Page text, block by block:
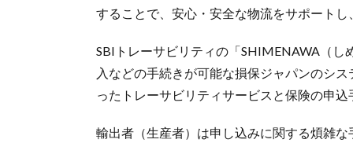
することで、安心・安全な物流をサポート
SBIトレーサビリティの「SHIMENAWA（
入などの手続きが可能な損保ジャパンのシ
ったトレーサビリティサービスと保険の申
輸出者（生産者）は申し込みに関する煩雑